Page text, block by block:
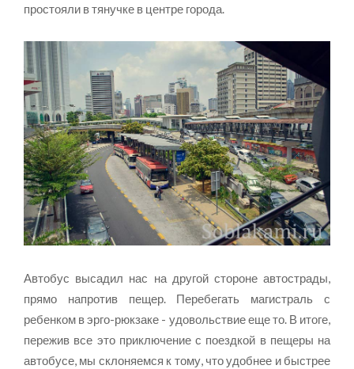
простояли в тянучке в центре города.
Автобус высадил нас на другой стороне автострады,
прямо напротив пещер. Перебегать магистраль с
ребенком в эрго-рюкзаке - удовольствие еще то. В итоге,
пережив все это приключение с поездкой в пещеры на
автобусе, мы склоняемся к тому, что удобнее и быстрее